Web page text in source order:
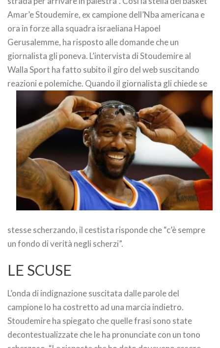
Amar’e Stoudemire, ex campione dell’Nba americana e
ora in forze alla squadra israeliana Hapoel
Gerusalemme, ha risposto alle domande che un
giornalista gli poneva. L’intervista di Stoudemire al
Walla Sport ha fatto subito il giro del web suscitando
reazioni e polemiche. Quando il giornalista gli chiede se
stesse scherzando, il cestista risponde che “c’è sempre
un fondo di verità negli scherzi”.
LE SCUSE
L’onda di indignazione suscitata dalle parole del
campione lo ha costretto ad una marcia indietro.
Stoudemire ha spiegato che quelle frasi sono state
decontestualizzate che le ha pronunciate con un tono